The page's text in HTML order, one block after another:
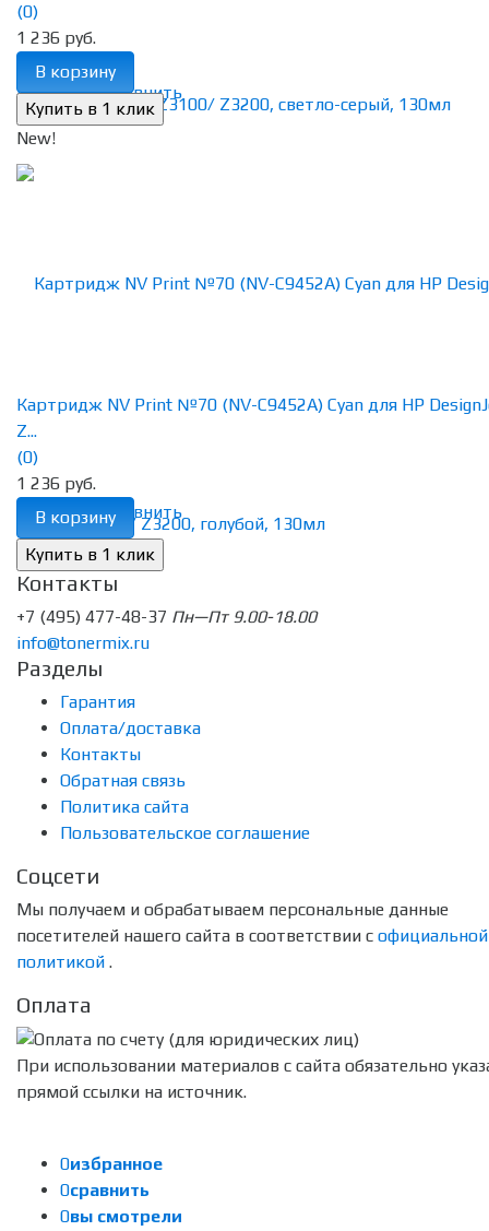
избранное сравнить
(0)
1 236 руб.
В корзину
New!
избранное сравнить
Картридж NV Print №70 (NV-C9452A) Cyan для HP
Z...
(0)
1 236 руб.
В корзину
Контакты
+7 (495) 477-48-37 Пн—Пт 9.00-18.00
info@tonermix.ru
Разделы
Гарантия
Оплата/доставка
Контакты
Обратная связь
Политика сайта
Пользовательское соглашение
Соцсети
Мы получаем и обрабатываем персональные данные
посетителей нашего сайта в соответствии с официальной
политикой .
Оплата
При использовании материалов с сайта обязательно
прямой ссылки на источник.
0избранное
0сравнить
0вы смотрели